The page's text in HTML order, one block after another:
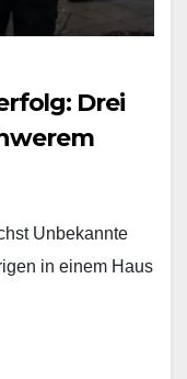
Drei
Unbekannte
in einem Haus